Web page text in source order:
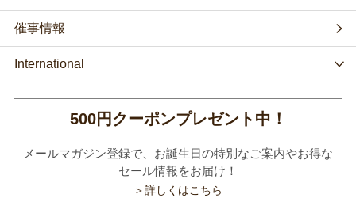
催事情報
International
500円クーポンプレゼント中！
メールマガジン登録で、お誕生日の特別なご案内やお得な
セール情報をお届け！
＞詳しくはこちら